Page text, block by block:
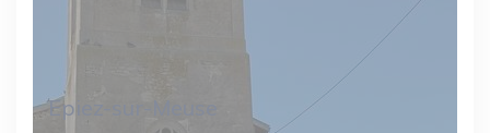
Epiez-sur-Meuse